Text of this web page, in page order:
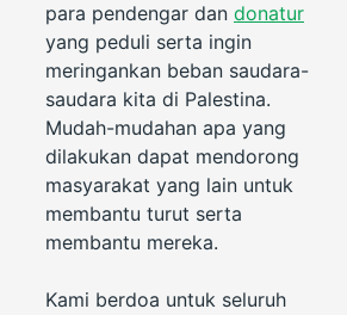
para pendengar dan donatur
yang peduli serta ingin
meringankan beban saudara-
saudara kita di Palestina.
Mudah-mudahan apa yang
dilakukan dapat mendorong
masyarakat yang lain untuk
membantu turut serta
membantu mereka.
Kami berdoa untuk seluruh